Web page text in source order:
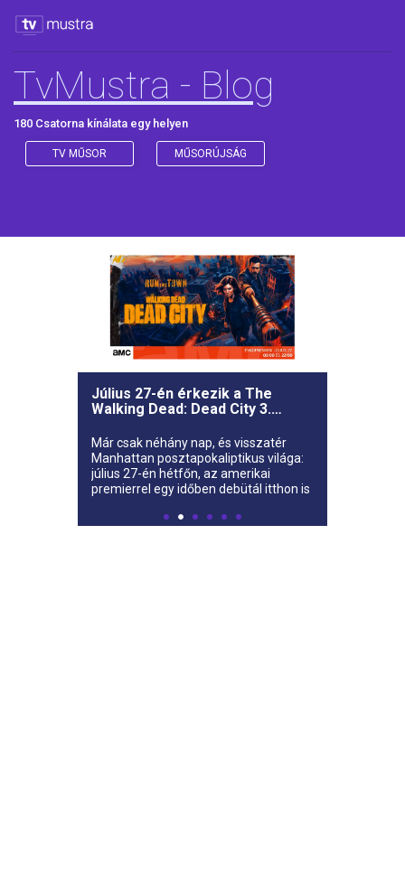
TvMustra - Blog
180 Csatorna kínálata egy helyen
TV MŰSOR MŰSORÚJSÁG
Július 27-én érkezik a The
Walking Dead: Dead City 3.
Már csak néhány nap, és visszatér
Manhattan posztapokaliptikus világa:
július 27-én hétfőn, az amerikai
premierrel egy időben debütál itthon is
City harmadik évada.